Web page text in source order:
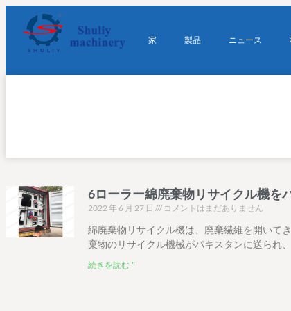
家 製品 ニュース
6ローラー綿廃棄物リサイクル機を
2022 年 6 月 27 日 コメントはまだありません
綿廃棄物リサイクル機は、廃棄繊維を開いて
棄物のリサイクル機械がパキスタンに送られ、
続きを読む "